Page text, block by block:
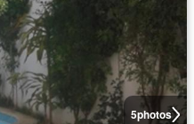
5photos